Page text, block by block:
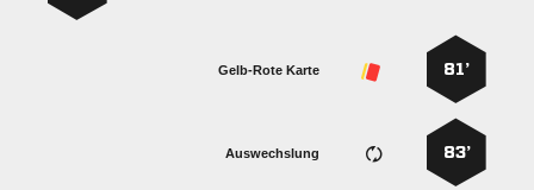
81’
Gelb-Rote Karte
83’
Auswechslung